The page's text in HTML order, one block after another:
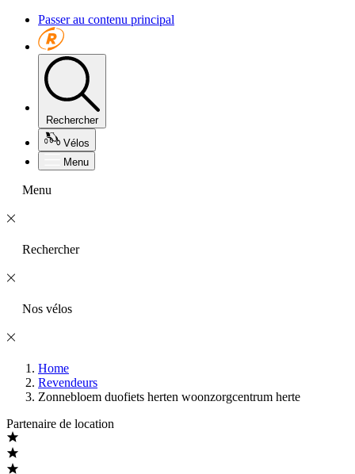
Passer au contenu principal
Rechercher
Vélos
Menu
Menu
Rechercher
Nos vélos
Home
Revendeurs
Zonnebloem duofiets herten woonzorgcentrum herte
Partenaire de location